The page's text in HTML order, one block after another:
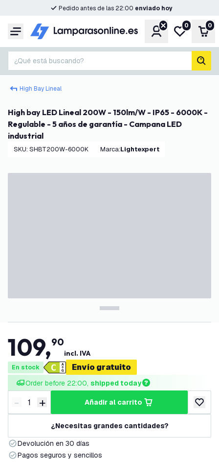
Pedido antes de las 22:00 enviado hoy
Menú CuentaMi lista de
0 0
¿Qué está buscando?
High Bay Lineal
High bay LED Lineal 200W - 150lm/W - IP65 - 6000K -
Regulable - 5 años de garantía - Campana LED
industrial
SKU: SHBT200W-6000K Marca: Lightexpert
109,90
incl. IVA
En stock Envío gratuito
Order before 22:00, shipped today
Disminuir cantidad
- Aumentar cantidad
+ añadir al carrito
añadir
¿Necesitas grandes cantidades?
Devolución en 30 días
Pagos seguros y sencillos